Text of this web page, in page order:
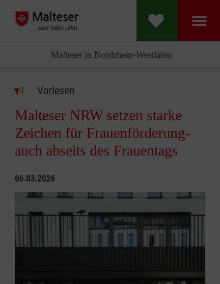
Malteser in Nordrhein-Westfalen
Vorlesen
Malteser NRW setzen starke
Zeichen für Frauenförderung-
auch abseits des Frauentags
06.03.2026